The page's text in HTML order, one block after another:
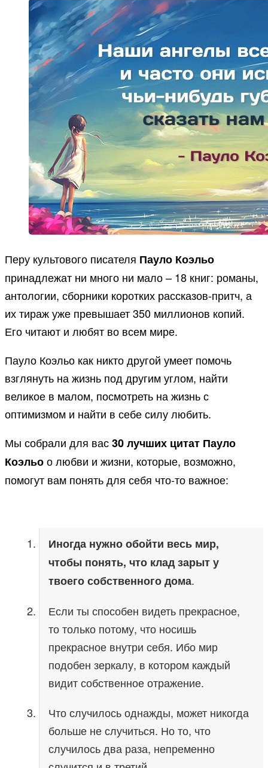
Перу культового писателя Пауло Коэльо
принадлежат ни много ни мало – 18 книг: романы,
антологии, сборники коротких рассказов-притч, а
их тираж уже превышает 350 миллионов копий.
Его читают и любят во всем мире.
Пауло Коэльо как никто другой умеет помочь
взглянуть на жизнь под другим углом, найти
великое в малом, посмотреть на жизнь с
оптимизмом и найти в себе силу любить.
Мы собрали для вас30 лучших цитат Пауло
Коэльоо любви и жизни, которые, возможно,
помогут вам понять для себя что-то важное:
Иногда нужно обойти весь мир,
чтобы понять, что клад зарыт у
твоего собственного дома.
Если ты способен видеть прекрасное,
то только потому, что носишь
прекрасное внутри себя. Ибо мир
подобен зеркалу, в котором каждый
видит собственное отражение.
Что случилось однажды, может никогда
больше не случиться. Но то, что
случилось два раза, непременно